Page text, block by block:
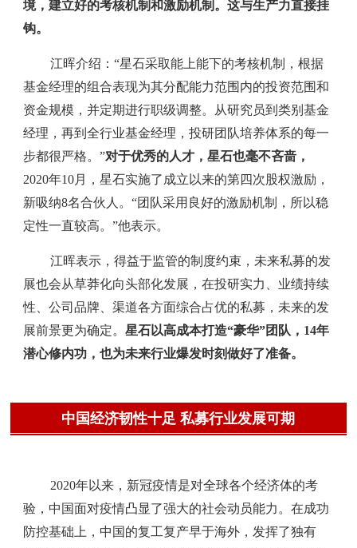
境，建立好的考核机制和激励机制。这与生产力直接挂
钩。
江晖介绍：“星石采取能上能下的考核机制，根据
基金经理的组合表现为其分配能力范围内的投资范围和
资金规模，并定期进行职级调整。从研究员到类别基金
经理，再到全行业基金经理，投研团队培养体系的每一
步都很严格。”对于优秀的人才，星石也毫不吝啬，
2020年10月，星石实施了成立以来的第四次股权激励，
新吸纳8名合伙人。“团队采用良好的激励机制，所以稳
定性一直较高。”他表示。
江晖表示，得益于监管的制度约束，未来私募的发
展也会从草莽化向头部化发展，在投研实力、业绩持续
性、公司品牌、渠道各方面综合占优的私募，未来的发
展前景更为确定。星石以高成本打造“豪华”团队，14年
潜心修内功，也为未来行业爆发时刻做好了准备。
中国经济韧性十足 私募行业发展可期
2020年以来，新冠疫情是对全球各个经济体的考
验，中国面对疫情凸显了强大的社会动员能力。在成功
防控基础上，中国的复工复产早于海外，发挥了独有